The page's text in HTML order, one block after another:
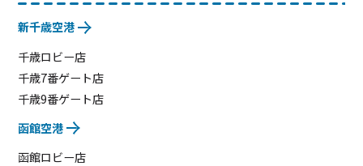
新千歳空港
千歳ロビー店
千歳7番ゲート店
千歳9番ゲート店
函館空港
函館ロビー店